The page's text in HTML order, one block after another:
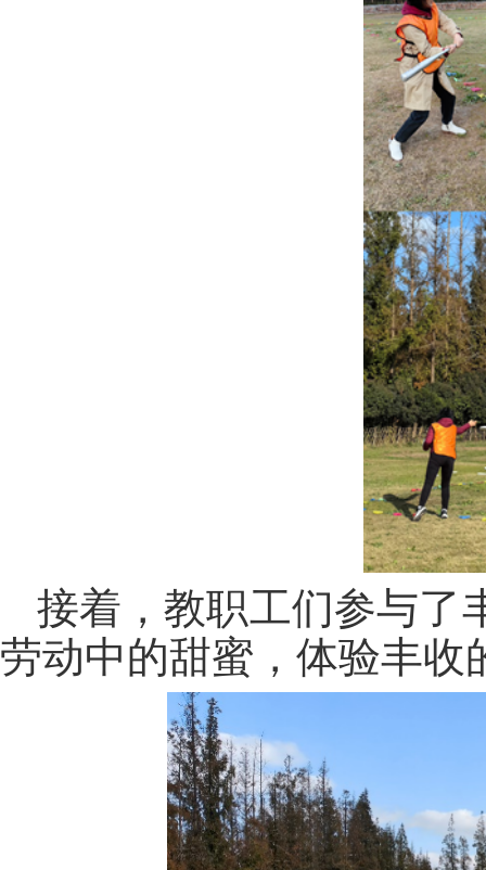
接着，教职工们参与了
劳动中的甜蜜，体验丰收